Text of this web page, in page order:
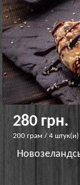
280 грн.
200 грам / 4 штук(и)